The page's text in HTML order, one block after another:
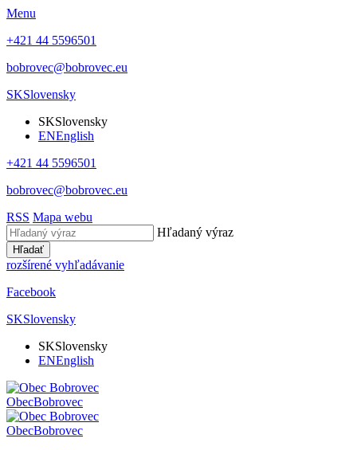
Menu
+421 44 5596501
bobrovec@bobrovec.eu
SKSlovensky
SKSlovensky
ENEnglish
+421 44 5596501
bobrovec@bobrovec.eu
RSS Mapa webu
Hľadaný výraz
Hľadať
rozšírené vyhľadávanie
Facebook
SKSlovensky
SKSlovensky
ENEnglish
ObecBobrovec
ObecBobrovec